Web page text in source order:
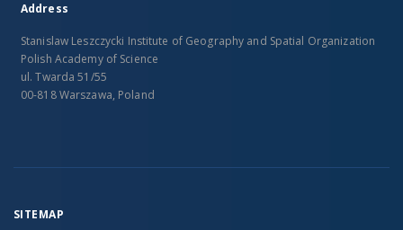
Address
Stanislaw Leszczycki Institute of Geography and Spatial Organization
Polish Academy of Science
ul. Twarda 51/55
00-818 Warszawa, Poland
SITEMAP